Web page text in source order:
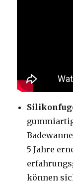
5 Jahre
können